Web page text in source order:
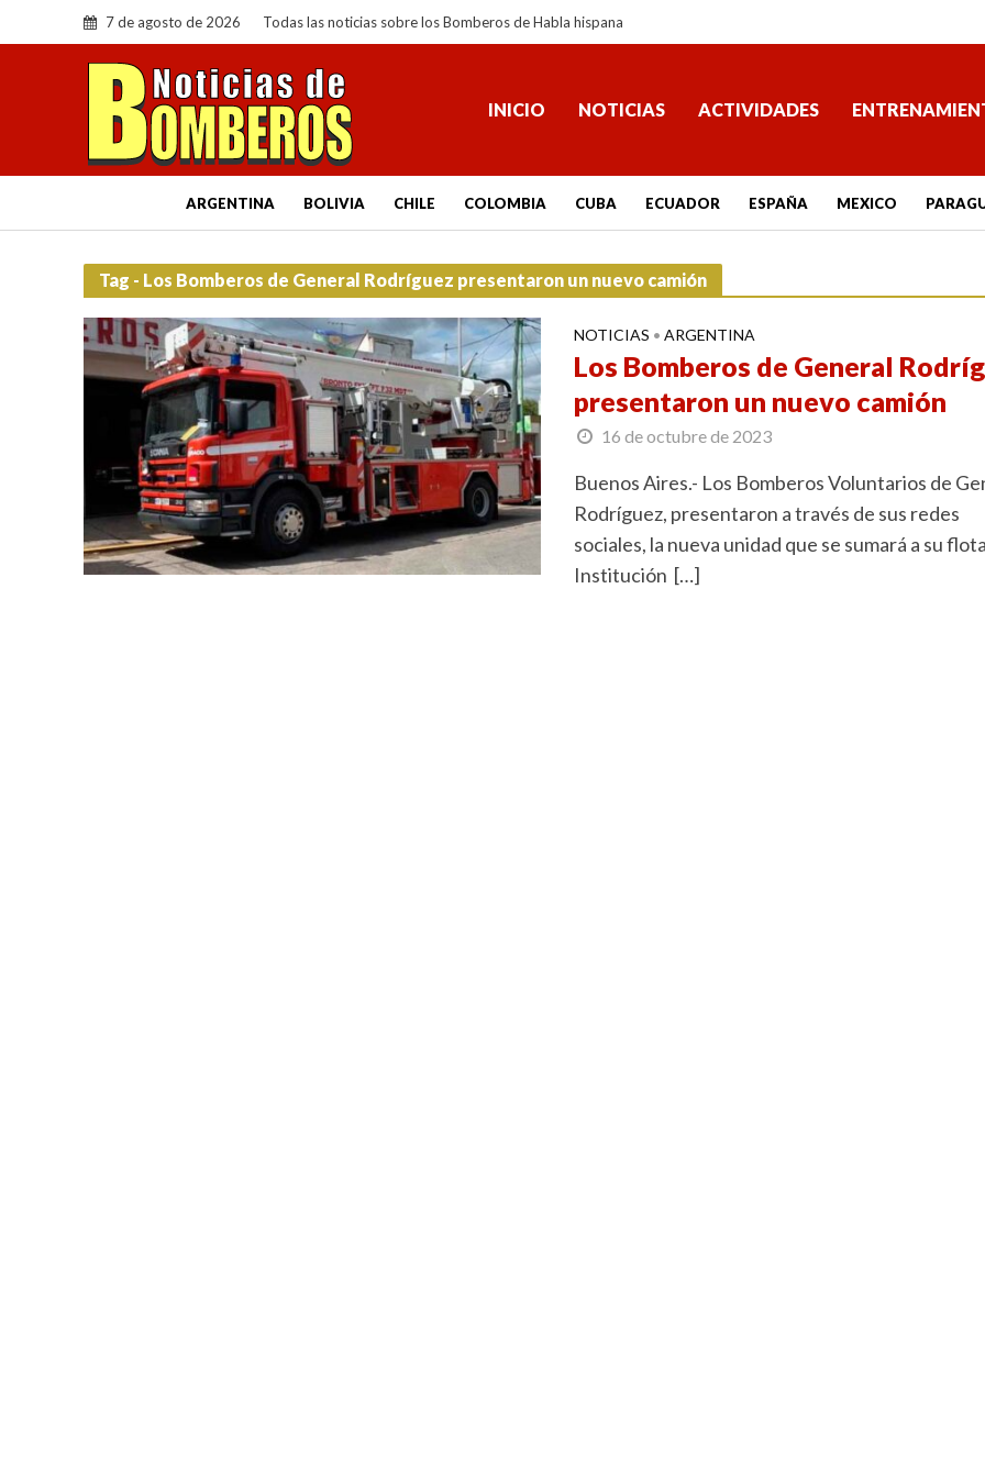
7 de agosto de 2026 Todas las noticias sobre los Bomberos de Habla hispana
INICIO NOTICIAS ACTIVIDADES
ARGENTINA BOLIVIA CHILE COLOMBIA CUBA ECUADOR ESPAÑA MEXICO
Tag - Los Bomberos de General Rodríguez presentaron un nuevo camión
NOTICIAS • ARGENTINA
Los Bomberos de General
presentaron un nuevo camión
16 de octubre de 2023
Buenos Aires.- Los Bomberos Voluntarios de
Rodríguez, presentaron a través de sus redes
sociales, la nueva unidad que se sumará a su
Institución […]